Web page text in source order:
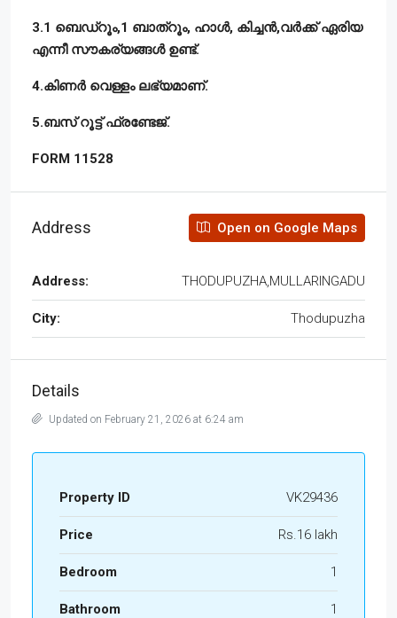
3.1 ബെഡ്റൂം,1 ബാത്റൂം, ഹാൾ, കിച്ചൻ,വർക്ക് ഏരിയ
എന്നീ സൗകര്യങ്ങൾ ഉണ്ട്.
4.കിണർ വെള്ളം ലഭ്യമാണ്.
5.ബസ് റൂട്ട് ഫ്രണ്ടേജ്.
FORM 11528
Address Open on Google Maps
Address: THODUPUZHA,MULLARINGADU
City: Thodupuzha
Details
Updated on February 21, 2026 at 6:24 am
Property ID VK29436
Price Rs.16 lakh
Bedroom 1
Bathroom 1